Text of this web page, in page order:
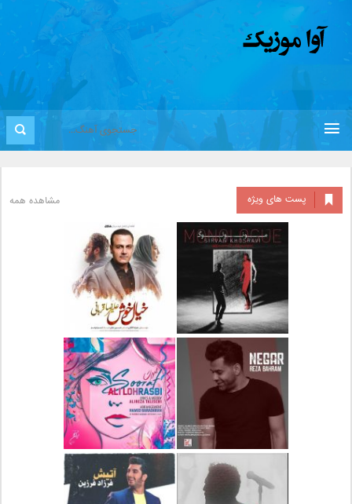
پست های ویژه مشاهده همه
دانلود آلبوم جدید سیروان
خسروی بنام مونولوگ
دانلود آهنگ جدید علیرضا
قربانی بنام خیال خوش
دانلود آهنگ جدید رضا
بهرام بنام نگار
دانلود آهنگ جدید علی
لهراسبی بنام صورت